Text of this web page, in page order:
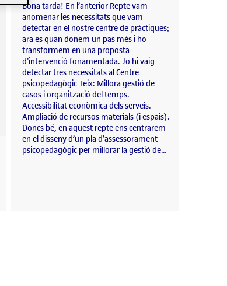
Bona tarda! En l’anterior Repte vam
anomenar les necessitats que vam
detectar en el nostre centre de pràctiques;
ara es quan donem un pas més i ho
transformem en una proposta
d’intervenció fonamentada. Jo hi vaig
detectar tres necessitats al Centre
psicopedagògic Teix: Millora gestió de
casos i organització del temps.
Accessibilitat econòmica dels serveis.
Ampliació de recursos materials (i espais).
Doncs bé, en aquest repte ens centrarem
en el disseny d’un pla d’assessorament
psicopedagògic per millorar la gestió de…